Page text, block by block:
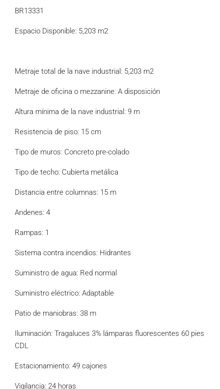
BR13331
Espacio Disponible: 5,203 m2
Metraje total de la nave industrial: 5,203 m2
Metraje de oficina o mezzanine: A disposición
Altura mínima de la nave industrial: 9 m
Resistencia de piso: 15 cm
Tipo de muros: Concreto pre-colado
Tipo de techo: Cubierta metálica
Distancia entre columnas: 15 m
Andenes: 4
Rampas: 1
Sistema contra incendios: Hidrantes
Suministro de agua: Red normal
Suministro eléctrico: Adaptable
Patio de maniobras: 38 m
Iluminación: Tragaluces 3% lámparas fluorescentes 60 pies
CDL
Estacionamiento: 49 cajones
Vigilancia: 24 horas